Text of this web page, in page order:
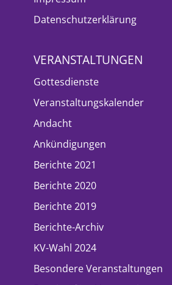
Datenschutzerklärung
VERANSTALTUNGEN
Gottesdienste
Veranstaltungskalender
Andacht
Ankündigungen
Berichte 2021
Berichte 2020
Berichte 2019
Berichte-Archiv
KV-Wahl 2024
Besondere Veranstaltungen